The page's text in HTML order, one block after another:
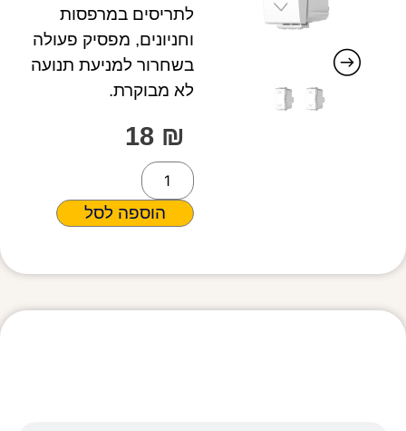
לתריסים במרפסות
וחניונים, מפסיק פעולה
בשחרור למניעת תנועה
לא מבוקרת.
18 ₪
הוספה לסל